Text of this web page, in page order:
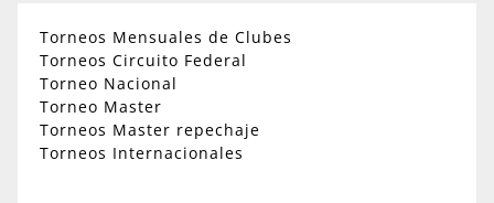
Torneos Mensuales de Clubes
Torneos Circuito Federal
Torneo Nacional
Torneo Master
Torneos Master repechaje
Torneos Internacionales